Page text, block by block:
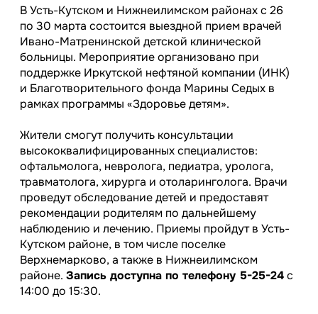
В Усть-Кутском и Нижнеилимском районах с 26
по 30 марта состоится выездной прием врачей
Ивано-Матренинской детской клинической
больницы. Мероприятие организовано при
поддержке Иркутской нефтяной компании (ИНК)
и Благотворительного фонда Марины Седых в
рамках программы «Здоровье детям».
Жители смогут получить консультации
высококвалифицированных специалистов:
офтальмолога, невролога, педиатра, уролога,
травматолога, хирурга и отоларинголога. Врачи
проведут обследование детей и предоставят
рекомендации родителям по дальнейшему
наблюдению и лечению. Приемы пройдут в Усть-
Кутском районе, в том числе поселке
Верхнемарково, а также в Нижнеилимском
районе. Запись доступна по телефону 5-25-24с
14:00 до 15:30.